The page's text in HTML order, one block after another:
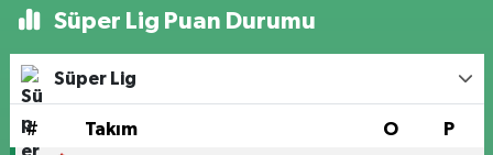
Süper Lig Puan Durumu
Süper Lig
# Takım O P